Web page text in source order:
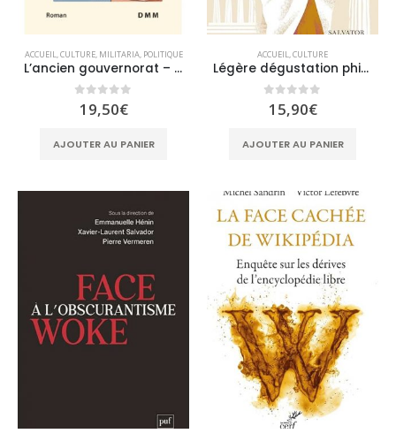
ACCUEIL,CULTURE, MILITARIA, POLITIQUE
L’ancien gouvernorat – dans les sables de Barkhane
0sur 5
19,50€
AJOUTER AU PANIER
ACCUEIL,CULTURE
Légère dégustation philosophique: Grands crus, grands textes
0sur 5
15,90€
AJOUTER AU PANIER